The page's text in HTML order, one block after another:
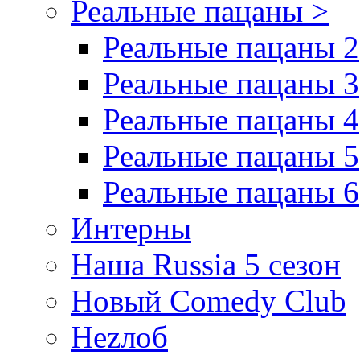
Реальные пацаны >
Реальные пацаны 2
Реальные пацаны 3
Реальные пацаны 4
Реальные пацаны 5
Реальные пацаны 6
Интерны
Наша Russia 5 сезон
Новый Comedy Club
Неzлоб